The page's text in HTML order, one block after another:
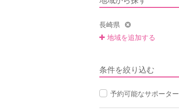
長崎県
地域を追加する
条件を絞り込む
予約可能なサポーター